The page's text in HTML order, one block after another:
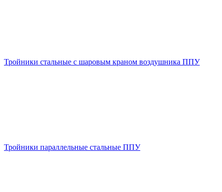
Тройники стальные с шаровым краном воздушника ППУ
Тройники параллельные стальные ППУ